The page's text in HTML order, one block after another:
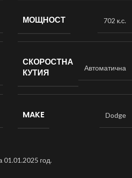
МОЩНОСТ 702 к.с.
СКОРОСТНА
КУТИЯ
Автоматична
MAKE Dodge
01.01.2025 год.